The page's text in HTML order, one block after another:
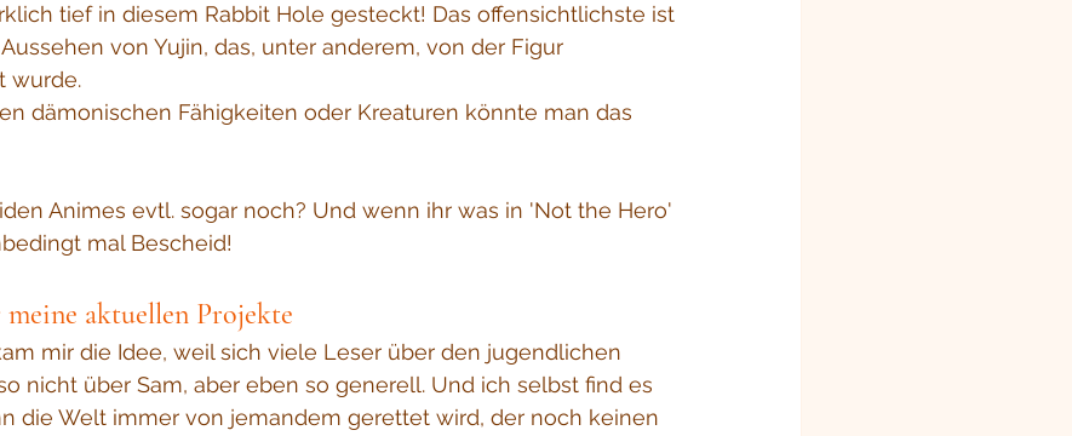
tief in diesem Rabbit Hole gesteckt! Das offensichtlichste ist
von Yujin, das, unter anderem, von der Figur
wurde.
dämonischen Fähigkeiten oder Kreaturen könnte man das
Animes evtl. sogar noch? Und wenn ihr was in 'Not the Hero'
mal Bescheid!
aktuellen Projekte
mir die Idee, weil sich viele Leser über den jugendlichen
nicht über Sam, aber eben so generell. Und ich selbst find es
die Welt immer von jemandem gerettet wird, der noch keinen